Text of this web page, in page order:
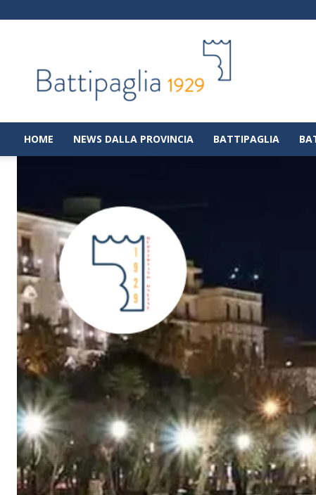
|
Notizie
dalla
città
di
HOME NEWS DALLA PROVINCIA BATTIPAGLIA